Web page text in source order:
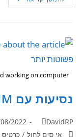
working on computer
נסיעות עם eSIM לחול פשוטות יותר
DavidRP
2022
אי סים לחול /